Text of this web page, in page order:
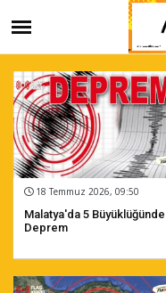
18 Temmuz 2026, 09:50
Malatya'da 5 Büyüklüğünde
Deprem